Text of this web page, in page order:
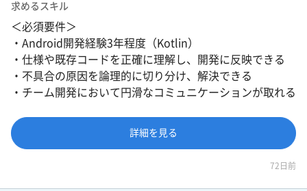
求めるスキル
＜必須要件＞
・Android開発経験3年程度（Kotlin）
・仕様や既存コードを正確に理解し、開発に反映できる
・不具合の原因を論理的に切り分け、解決できる
・チーム開発において円滑なコミュニケーションが取れる
詳細を見る
72日前